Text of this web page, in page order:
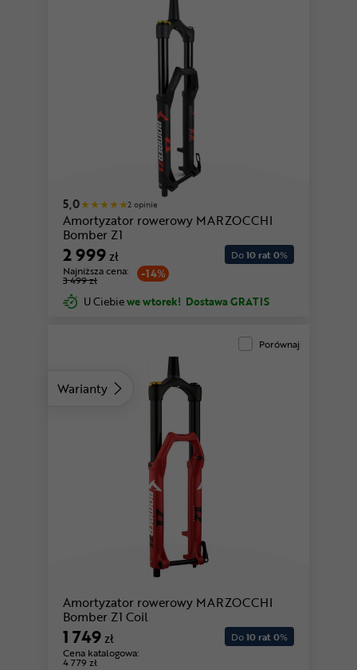
5,0 2 opinie
Amortyzator rowerowy MARZOCCHI
Bomber Z1
2 999zł
-14%
Najniższa cena:
3 499 zł
Do10 rat 0%
U Ciebiewe wtorek! Dostawa GRATIS
Warianty
Porównaj
Amortyzator rowerowy MARZOCCHI
Bomber Z1 Coil
1 749zł
Cena katalogowa:
4 779 zł
Do10 rat 0%